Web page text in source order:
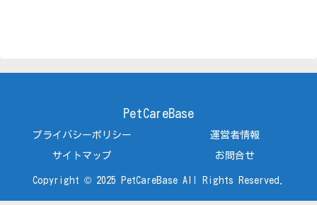
PetCareBase
プライバシーポリシー 運営者情報
サイトマップ お問合せ
Copyright © 2025 PetCareBase All Rights Reserved.